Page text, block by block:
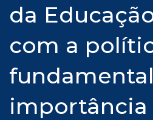
da
com a
fundamental
importância